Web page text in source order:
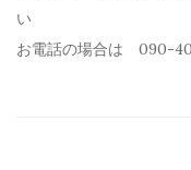
い
お電話の場合は 090-